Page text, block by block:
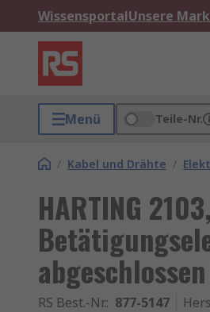
WissensportalUnsere
Menü Teile-Nr.
/ Kabel und Drähte /
HARTING
RS Best.-Nr.: 877-5147